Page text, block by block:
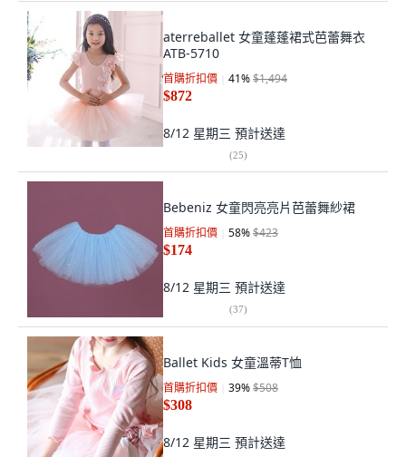
aterreballet 女童蓬蓬裙式芭蕾舞衣
ATB-5710
首購折扣價 41%$1,494
$872
8/12 星期三 預計送達
(25)
Bebeniz 女童閃亮亮片芭蕾舞紗裙
首購折扣價 58%$423
$174
8/12 星期三 預計送達
(37)
Ballet Kids 女童溫蒂T恤
首購折扣價 39%$508
$308
8/12 星期三 預計送達